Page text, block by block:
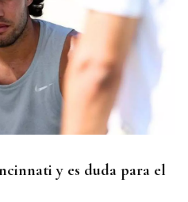
y es duda para el